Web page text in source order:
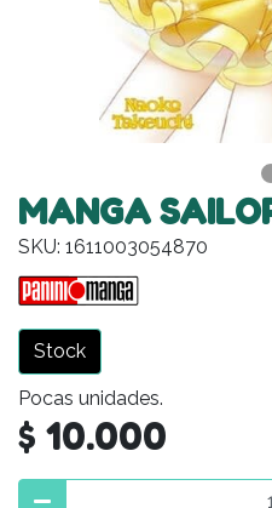
MANGA
SKU: 1611003054870
Stock
Pocas unidades.
$ 10.000